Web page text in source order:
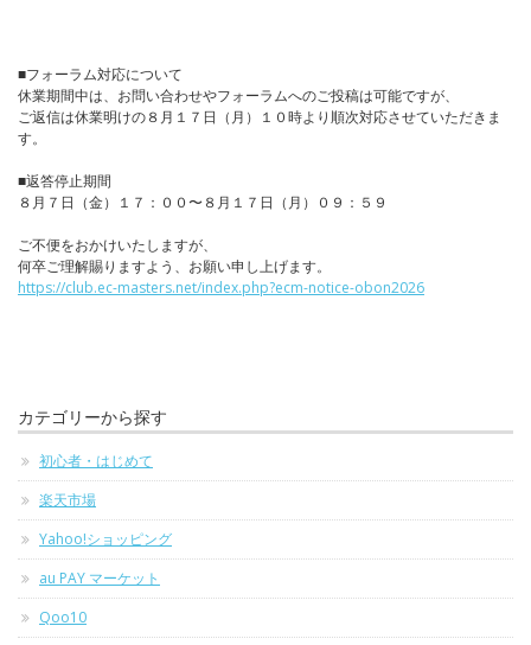
■フォーラム対応について
休業期間中は、お問い合わせやフォーラムへのご投稿は可能ですが、
ご返信は休業明けの８月１７日（月）１０時より順次対応させていただきま
す。
■返答停止期間
８月７日（金）１７：００〜８月１７日（月）０９：５９
ご不便をおかけいたしますが、
何卒ご理解賜りますよう、お願い申し上げます。
https://club.ec-masters.net/index.php?ecm-notice-obon2026
カテゴリーから探す
初心者・はじめて
楽天市場
Yahoo!ショッピング
au PAY マーケット
Qoo10